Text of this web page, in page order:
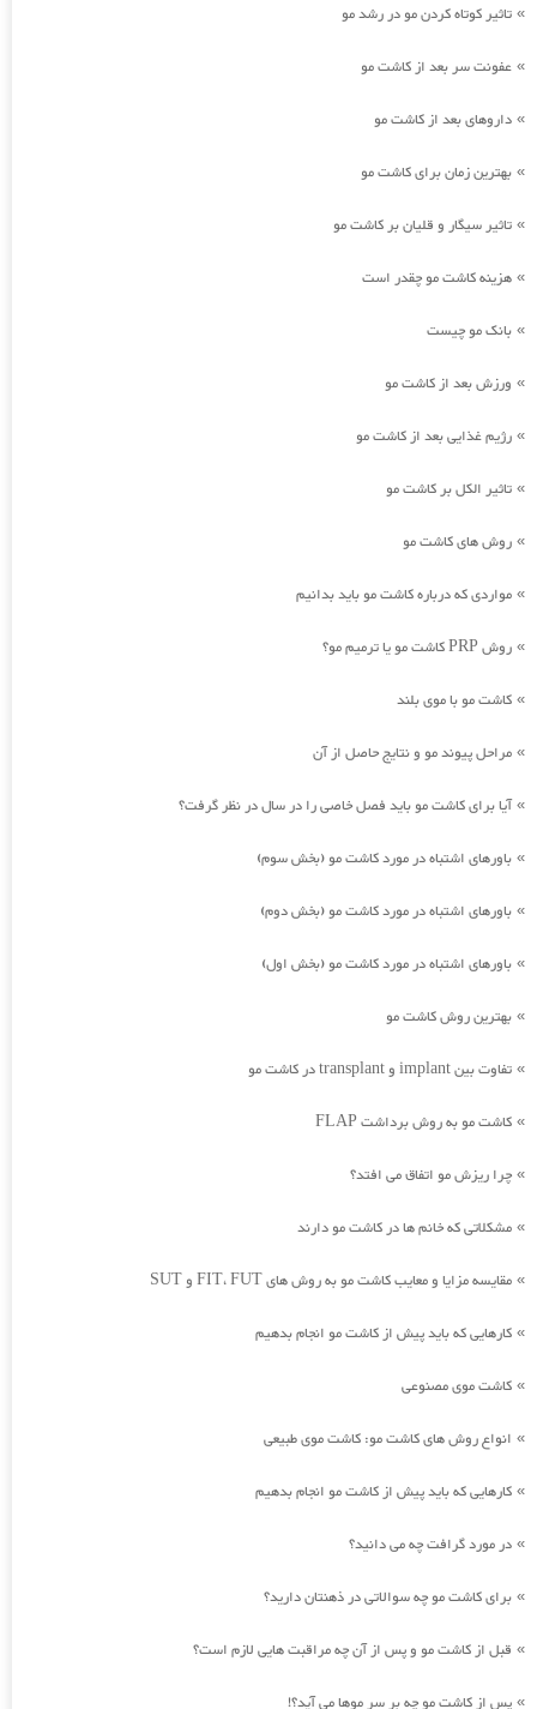
» تاثیر کوتاه کردن مو در رشد مو
» عفونت سر بعد از کاشت مو
» داروهای بعد از کاشت مو
» بهترین زمان برای کاشت مو
» تاثیر سیگار و قلیان بر کاشت مو
» هزینه کاشت مو چقدر است
» بانک مو چیست
» ورزش بعد از کاشت مو
» رژیم غذایی بعد از کاشت مو
» تاثیر الکل بر کاشت مو
» روش های کاشت مو
» مواردی که درباره کاشت مو باید بدانیم
» روش PRP کاشت مو یا ترمیم مو؟
» کاشت مو با موی بلند
» مراحل پیوند مو و نتایج حاصل از آن
»آیا برای کاشت مو باید فصل خاصی را در سال در نظر گرفت؟
» باورهای اشتباه در مورد کاشت مو (بخش سوم)
» باورهای اشتباه در مورد کاشت مو (بخش دوم)
» باورهای اشتباه در مورد کاشت مو (بخش اول)
» بهترین روش کاشت مو
» تفاوت بین implant و transplant در کاشت مو
» کاشت مو به روش برداشت FLAP
» چرا ریزش مو اتفاق می افتد؟
» مشکلاتی که خانم ها در کاشت مو دارند
» مقایسه مزایا و معایب کاشت مو به روش های FIT، FUT و SUT
» کارهایی که باید پیش از کاشت مو انجام بدهیم
» کاشت موی مصنوعی
» انواع روش های کاشت مو: کاشت موی طبیعی
» کارهایی که باید پیش از کاشت مو انجام بدهیم
» در مورد گرافت چه می دانید؟
» برای کاشت مو چه سوالاتی در ذهنتان دارید؟
» قبل از کاشت مو و پس از آن چه مراقبت هایی لازم است؟
» پس از کاشت مو چه بر سر موها می آید؟!